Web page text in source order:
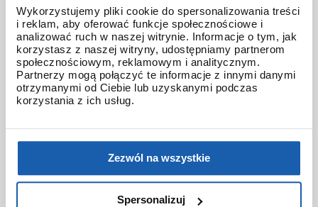
Wykorzystujemy pliki cookie do spersonalizowania treści
i reklam, aby oferować funkcje społecznościowe i
analizować ruch w naszej witrynie. Informacje o tym, jak
korzystasz z naszej witryny, udostępniamy partnerom
społecznościowym, reklamowym i analitycznym.
Partnerzy mogą połączyć te informacje z innymi danymi
otrzymanymi od Ciebie lub uzyskanymi podczas
korzystania z ich usług.
Zezwól na wszystkie
Spersonalizuj
jak skrócić bransoletę w g-shock?
jak ustawić zegarek g-shock ga-2100?
jak włączyć podświetlenie w zegarku
jak wymienić baterię gshock?
jaki g-shock wybrać
jaki zegarek damski kupić
jaki zegarek g-shock wybrać
jaki zegarek wybrać
kermit